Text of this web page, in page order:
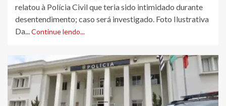
relatou à Polícia Civil que teria sido intimidado durante
desentendimento; caso será investigado. Foto Ilustrativa
Da...Continue lendo...